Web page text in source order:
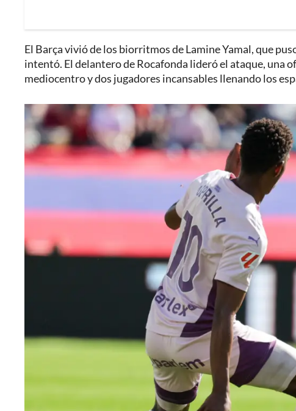
El Barça vivió de los biorritmos de Lamine Yamal, que
intentó. El delantero de Rocafonda lideró el ataque, una
mediocentro y dos jugadores incansables llenando los